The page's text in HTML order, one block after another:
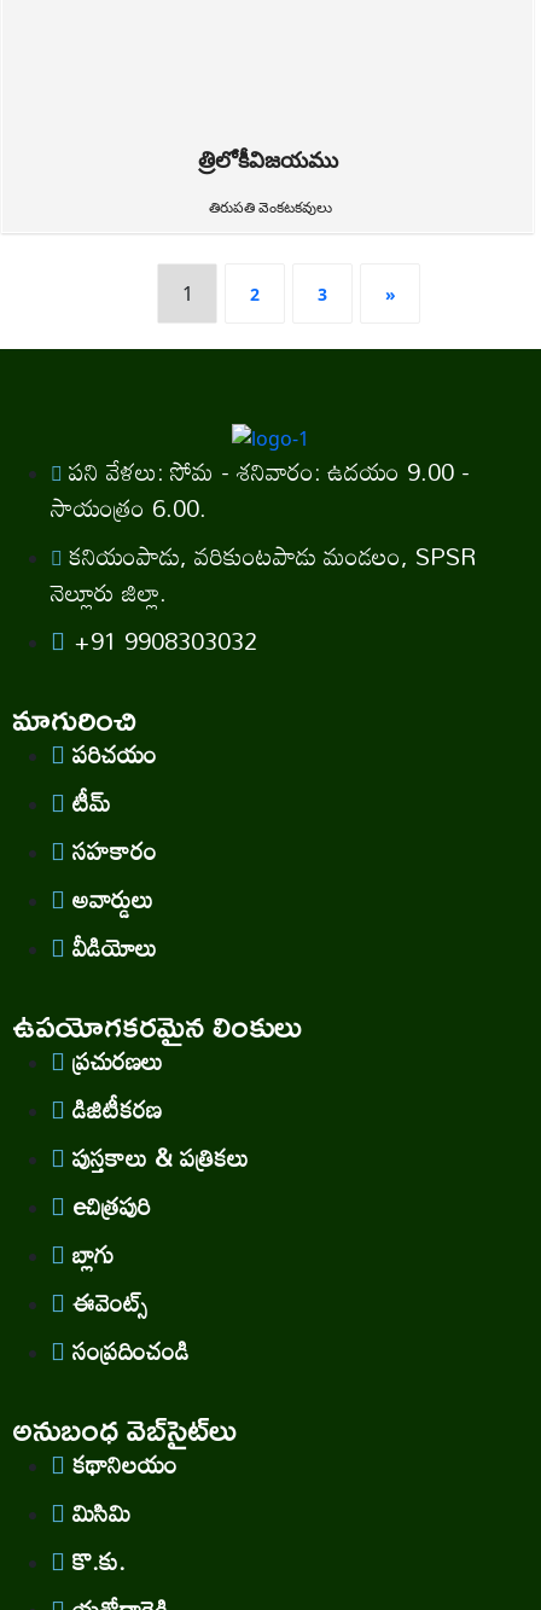
త్రిలోకీవిజయము
తిరుపతి వెంకటకవులు
1 2 3 »
పని వేళలు: సోమ - శనివారం: ఉదయం 9.00 -
సాయంత్రం 6.00.
కనియంపాడు, వరికుంటపాడు మండలం, SPSR
నెల్లూరు జిల్లా.
+91 9908303032
మాగురించి
పరిచయం
టీమ్
సహకారం
అవార్డులు
వీడియోలు
ఉపయోగకరమైన లింకులు
ప్రచురణలు
డిజిటీకరణ
పుస్తకాలు & పత్రికలు
eచిత్రపురి
బ్లాగు
ఈవెంట్స్
సంప్రదించండి
అనుబంధ వెబ్‌సైట్‌లు
కథానిలయం
మిసిమి
కొ.కు.